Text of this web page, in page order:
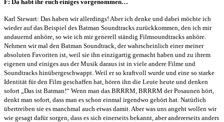
F: Da habt ihr euch einiges vorgenommen…
Karl Stewart: Das haben wir allerdings! Aber ich denke und dabei möchte ich
wieder auf das Beispiel des Batman Soundtracks zurückkommen, den ich mir
andauernd anhöre, so wie ich mir generell ständig Filmsoundtracks anhöre.
Nehmen wir mal den Batman Soundtrack, der wahrscheinlich einer meiner
absoluten Favoriten ist, weil sie ihn einzigartig gemacht haben und zu ihrem
eigenen und einiges aus der Musik daraus ist in viele andere Filme und
Soundtracks hinübergeschwappt. Weil er so kraftvoll wurde und eine so starke
Identität für den Film geschaffen hat, hören ihn die Leute heute und denken
sofort „Das ist Batman!“ Wenn man das BRRRM, BRRRM der Posaunen hört,
denkt man sofort, dass man es schon einmal irgendwo gehört hat. Natürlich
übertreiben sie es manchmal auch etwas damit. Aber was uns angeht wollen wir
wie gesagt dafür sorgen, dass es sich einerseits bekannt, aber andererseits anders